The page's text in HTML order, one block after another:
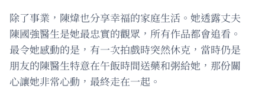
除了事業，陳煒也分享幸福的家庭生活。她透露丈夫
陳國強醫生是她最忠實的觀眾，所有作品都會追看。
最令她感動的是，有一次拍戲時突然休克，當時仍是
朋友的陳醫生特意在午飯時間送藥和粥給她，那份關
心讓她非常心動，最終走在一起。